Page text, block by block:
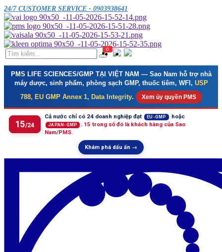
24/7 CUSTOMER SERVICE - 0903938641
0
PMS LIFE SCIENCES/GMP TẠI VIỆT NAM — Sao Nam hỗ trợ nhà
máy dược, sinh phẩm, phòng sạch GMP, thuốc tiêm, WFI, USP
788, EU GMP Annex 1, Data Integrity. Xem ủy quyền PMS
15/24
Cả nước chỉ có 24 doanh nghiệp đạt EU-GMP hoặc
JAPAN-GMP . 15 trong số đó là khách hàng của Sao
Nam/PMS.
Khám phá dấu ấn →